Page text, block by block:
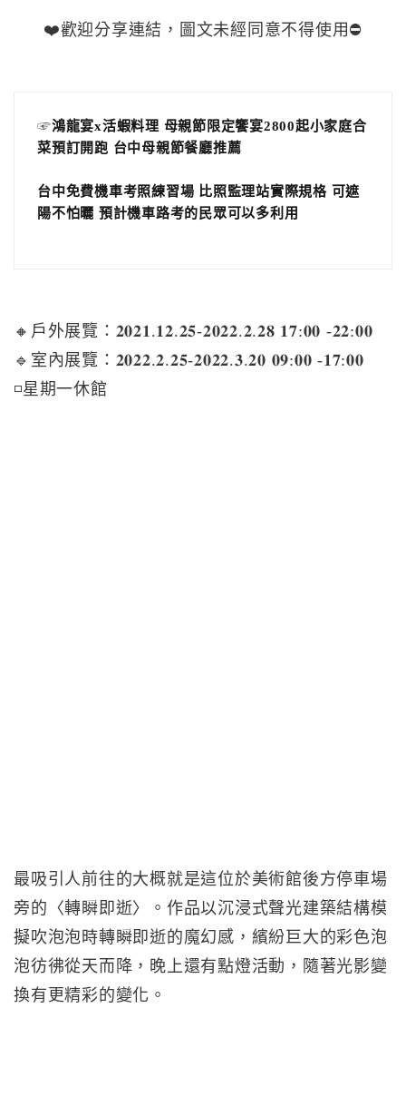
❤️歡迎分享連結，圖文未經同意不得使用⛔️
☞鴻龍宴x活蝦料理 母親節限定饗宴2800起小家庭合
菜預訂開跑 台中母親節餐廳推薦
台中免費機車考照練習場 比照監理站實際規格 可遮
陽不怕曬 預計機車路考的民眾可以多利用
🔸戶外展覽：𝟐𝟎𝟐𝟏.𝟏𝟐.𝟐𝟓-𝟐𝟎𝟐𝟐.𝟐.𝟐𝟖 𝟏𝟕:𝟎𝟎 -𝟐𝟐:𝟎𝟎
🔹室內展覽：𝟐𝟎𝟐𝟐.𝟐.𝟐𝟓-𝟐𝟎𝟐𝟐.𝟑.𝟐𝟎 𝟎𝟗:𝟎𝟎 -𝟏𝟕:𝟎𝟎
◽️星期一休館
最吸引人前往的大概就是這位於美術館後方停車場
旁的〈轉瞬即逝〉。作品以沉浸式聲光建築結構模
擬吹泡泡時轉瞬即逝的魔幻感，繽紛巨大的彩色泡
泡彷彿從天而降，晚上還有點燈活動，隨著光影變
換有更精彩的變化。